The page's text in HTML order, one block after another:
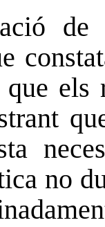
que
no